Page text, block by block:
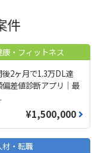
件
康・フィットネス
後2ヶ月で1.3万DL達
偏差値診断アプリ｜最
¥1,500,000
材・転職